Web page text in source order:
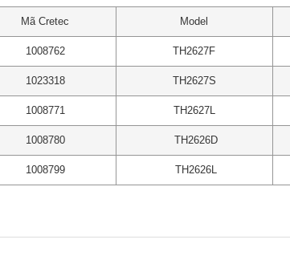
Mã Cretec Model
1008762 TH2627F
1023318 TH2627S
1008771 TH2627L
1008780 TH2626D
1008799 TH2626L